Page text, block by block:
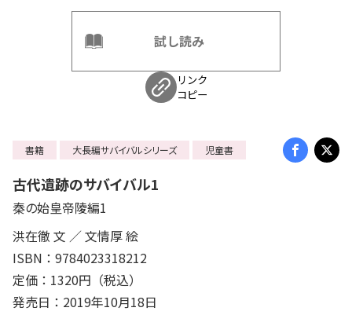
試し読み
リンク
コピー
書籍 大長編サバイバルシリーズ 児童書
古代遺跡のサバイバル1
秦の始皇帝陵編1
洪在徹 文 ／ 文情厚 絵
ISBN：9784023318212
定価：1320円（税込）
発売日：2019年10月18日